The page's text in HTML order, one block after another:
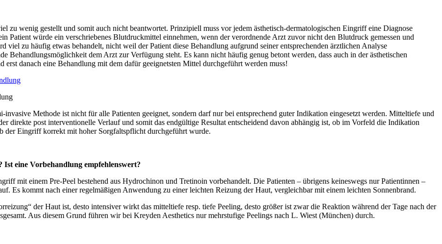
zu wenig gestellt und somit auch nicht beantwortet. Prinzipiell muss vor jedem ästhetisch-dermatologischen Eingriff eine Diagnose
Patient würde ein verschriebenes Blutdruckmittel einnehmen, wenn der verordnende Arzt zuvor nicht den Blutdruck gemessen und
viel zu häufig etwas behandelt, nicht weil der Patient diese Behandlung aufgrund seiner entsprechenden ärztlichen Analyse
Behandlungsmöglichkeit dem Arzt zur Verfügung steht. Es kann nicht häufig genug betont werden, dass auch in der ästhetischen
danach eine Behandlung mit dem dafür geeignetsten Mittel durchgeführt werden muss!
Methode ist nicht für alle Patienten geeignet, sondern darf nur bei entsprechend guter Indikation eingesetzt werden. Mitteltiefe und
direkte post interventionelle Verlauf und somit das endgültige Resultat entscheidend davon abhängig ist, ob im Vorfeld die Indikation
der Eingriff korrekt mit hoher Sorgfaltspflicht durchgeführt wurde.
Ist eine Vorbehandlung empfehlenswert?
mit einem Pre-Peel bestehend aus Hydrochinon und Tretinoin vorbehandelt. Die Patienten – übrigens keineswegs nur Patientinnen –
Es kommt nach einer regelmäßigen Anwendung zu einer leichten Reizung der Haut, vergleichbar mit einem leichten Sonnenbrand.
der Haut ist, desto intensiver wirkt das mitteltiefe resp. tiefe Peeling, desto größer ist zwar die Reaktion während der Tage nach der
Aus diesem Grund führen wir bei Kreyden Aesthetics nur mehrstufige Peelings nach L. Wiest (München) durch.